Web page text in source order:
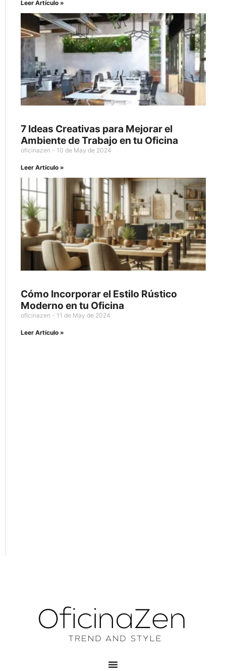
Leer Artículo »
7 Ideas Creativas para Mejorar el
Ambiente de Trabajo en tu Oficina
oficinazen 10 de May de 2024
Leer Artículo »
Cómo Incorporar el Estilo Rústico
Moderno en tu Oficina
oficinazen 11 de May de 2024
Leer Artículo »